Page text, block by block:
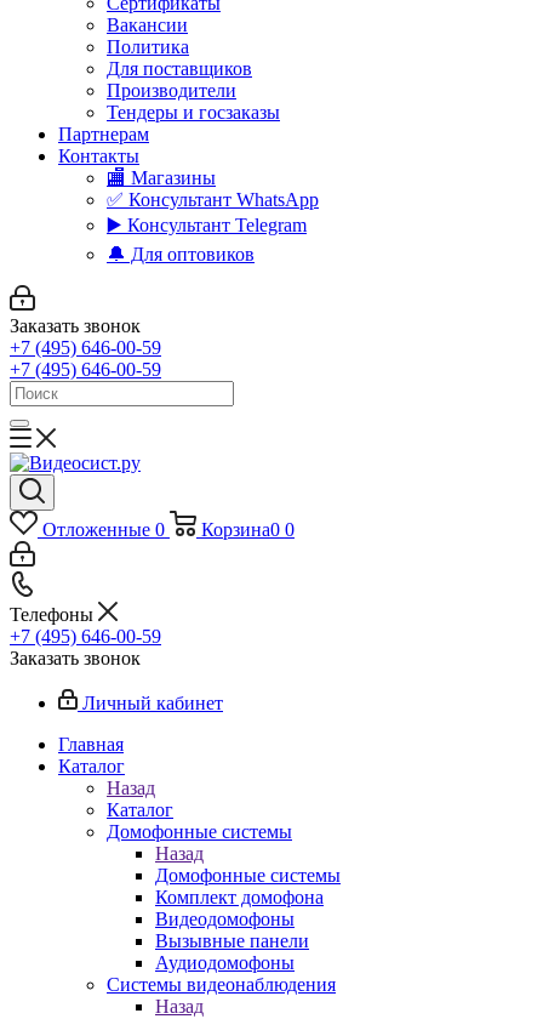
Вакансии
Политика
Для поставщиков
Производители
Тендеры и госзаказы
Партнерам
Контакты
🏬 Магазины
✅️ Консультант WhatsApp
▶️ Консультант Telegram
🔔 Для оптовиков
Заказать звонок
+7 (495) 646-00-59
+7 (495) 646-00-59
Отложенные 0 Корзина0 0
Телефоны
+7 (495) 646-00-59
Заказать звонок
Личный кабинет
Главная
Каталог
Назад
Каталог
Домофонные системы
Назад
Домофонные системы
Комплект домофона
Видеодомофоны
Вызывные панели
Аудиодомофоны
Системы видеонаблюдения
Назад